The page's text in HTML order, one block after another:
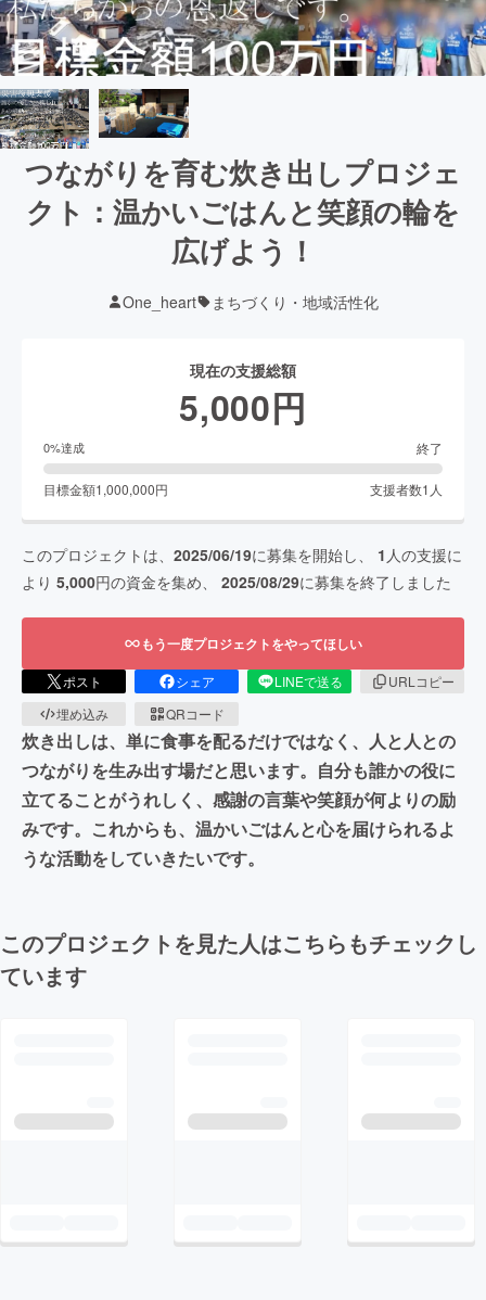
つながりを育む炊き出しプロジェ
クト：温かいごはんと笑顔の輪を
広げよう！
One_heart まちづくり・地域活性化
現在の支援総額
5,000円
0%達成 終了
目標金額1,000,000円 支援者数1 人
このプロジェクトは、 2025/06/19に募集を開始し、 1 人の支援に
より 5,000円の資金を集め、 2025/08/29に募集を終了しました
もう一度プロジェクトをやってほしい
ポスト シェア LINEで送る
URLコピー
埋め込み
QRコード
炊き出しは、単に食事を配るだけではなく、人と人との
つながりを生み出す場だと思います。自分も誰かの役に
立てることがうれしく、感謝の言葉や笑顔が何よりの励
みです。これからも、温かいごはんと心を届けられるよ
うな活動をしていきたいです。
このプロジェクトを見た人はこちらもチェックし
ています